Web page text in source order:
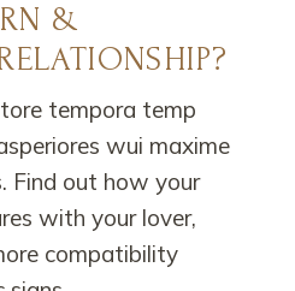
&
tempora temp
wui maxime
Find out how your
with your lover,
compatibility